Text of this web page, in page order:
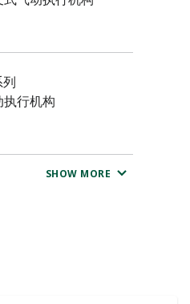
执行机构必须有一个粘贴牢
款 Bettis 执行机构采用符合
行机构
SHOW MORE